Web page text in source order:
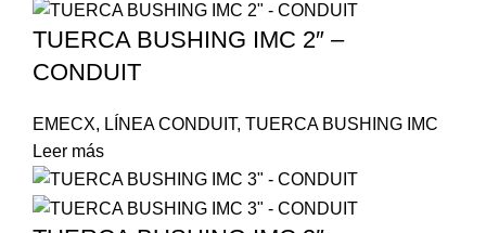
TUERCA BUSHING IMC 2″ –
CONDUIT
EMECX, LÍNEA CONDUIT, TUERCA BUSHING IMC
Leer más